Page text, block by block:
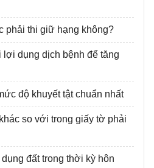
phải thi giữ hạng không?
dụng dịch bệnh để tăng
độ khuyết tật chuẩn nhất
so với trong giấy tờ phải
đất trong thời kỳ hôn